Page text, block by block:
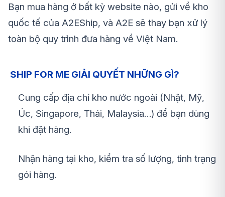
Bạn mua hàng ở bất kỳ website nào, gửi về kho
quốc tế của A2EShip, và A2E sẽ thay bạn xử lý
toàn bộ quy trình đưa hàng về Việt Nam.
SHIP FOR ME GIẢI QUYẾT NHỮNG GÌ?
Cung cấp địa chỉ kho nước ngoài (Nhật, Mỹ,
Úc, Singapore, Thái, Malaysia…) để bạn dùng
khi đặt hàng.
Nhận hàng tại kho, kiểm tra số lượng, tình trạng
gói hàng.